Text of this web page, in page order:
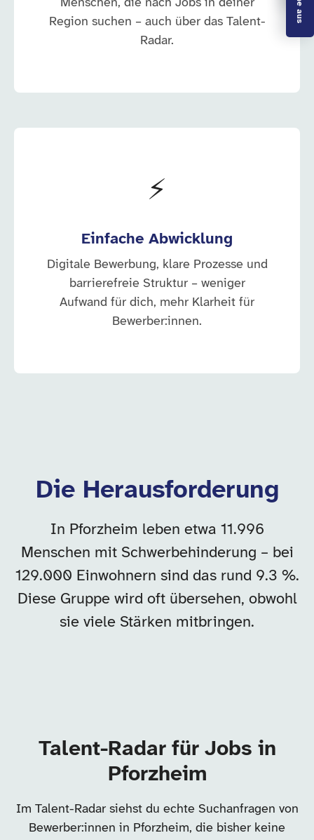
Menschen, die nach Jobs in deiner
Region suchen – auch über das Talent-
Radar.
⚡
Einfache Abwicklung
Digitale Bewerbung, klare Prozesse und
barrierefreie Struktur – weniger
Aufwand für dich, mehr Klarheit für
Bewerber:innen.
Die Herausforderung
In Pforzheim leben etwa 11.996
Menschen mit Schwerbehinderung – bei
129.000 Einwohnern sind das rund 9.3 %.
Diese Gruppe wird oft übersehen, obwohl
sie viele Stärken mitbringen.
Talent-Radar für Jobs in
Pforzheim
Im Talent-Radar siehst du echte Suchanfragen von
Bewerber:innen in Pforzheim, die bisher keine